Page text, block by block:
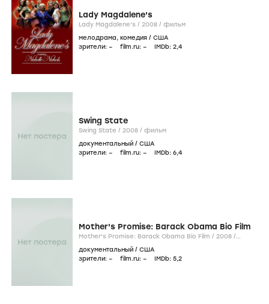
Lady Magdalene's
Lady Magdalene's / 2008 / фильм
мелодрама, комедия / США
зрители: – film.ru: – IMDb: 2,4
Swing State
Swing State / 2008 / фильм
документальный / США
зрители: – film.ru: – IMDb: 6,4
Mother's Promise: Barack Obama Bio Film
Mother's Promise: Barack Obama Bio Film / 2008 /
документальный / США
зрители: – film.ru: – IMDb: 5,2